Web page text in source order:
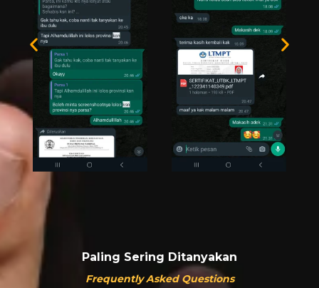
Paling Sering Ditanyakan
Frequently Asked Questions